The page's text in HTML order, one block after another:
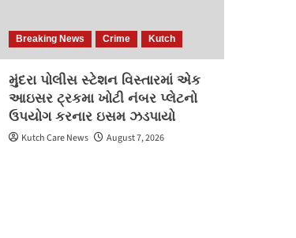
Breaking News Crime Kutch
મુંદરા પોલીસ સ્ટેશન વિસ્તારમાં એક
આઇસર ટ્રકમા ખોટી નંબર પ્લેટનો
ઉપયોગ કરનાર ઇસમ ઝડપાયો
Kutch Care News August 7, 2026